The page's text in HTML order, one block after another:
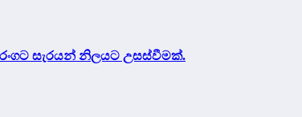
සැරයන් නිලයට උසස්වීමක්.